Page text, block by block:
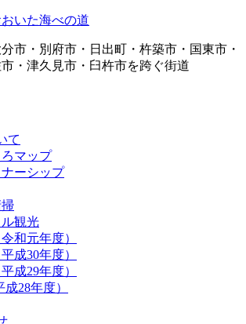
いた海べの道
市・別府市・日出町・杵築市・国東市・
・津久見市・臼杵市を跨ぐ街道
て
ろマップ
ーシップ
観光
和元年度）
成30年度）
成29年度）
成28年度）